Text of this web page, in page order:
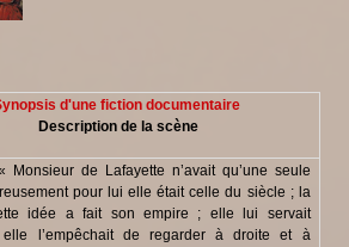
d'une fiction documentaire
Description de la scène
Monsieur de Lafayette n’avait qu’une seule
pour lui elle était celle du siècle ; la
idée a fait son empire ; elle lui servait
l’empêchait de regarder à droite et à